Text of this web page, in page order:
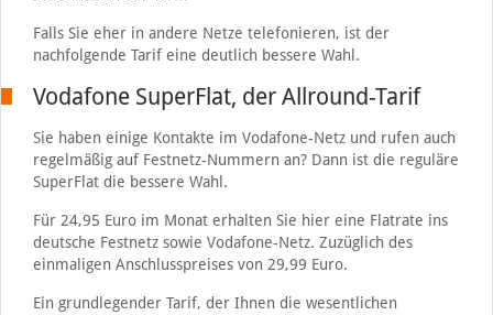
Falls Sie eher in andere Netze telefonieren, ist der
nachfolgende Tarif eine deutlich bessere Wahl.
Vodafone SuperFlat, der Allround-Tarif
Sie haben einige Kontakte im Vodafone-Netz und rufen auch
regelmäßig auf Festnetz-Nummern an? Dann ist die reguläre
SuperFlat die bessere Wahl.
Für 24,95 Euro im Monat erhalten Sie hier eine Flatrate ins
deutsche Festnetz sowie Vodafone-Netz. Zuzüglich des
einmaligen Anschlusspreises von 29,99 Euro.
Ein grundlegender Tarif, der Ihnen die wesentlichen